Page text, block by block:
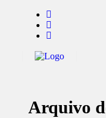
Notícias
Arquivo